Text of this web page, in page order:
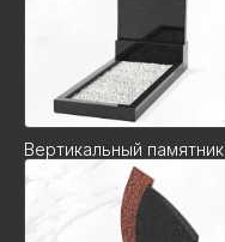
Вертикальный памятник